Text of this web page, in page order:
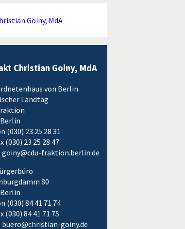
Goiny, MdA
Christian Goiny, MdA
von Berlin
Landtag
(030) 23 25 28 31
(030) 23 25 28 47
goiny@cdu-fraktion.berlin.de
80
(030) 84 41 71 74
(030) 84 41 71 75
buero@christian-goiny.de